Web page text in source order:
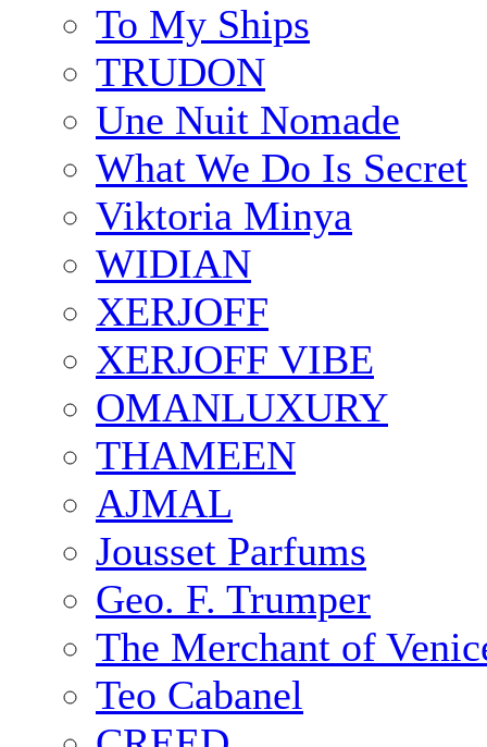
To My Ships
TRUDON
Une Nuit Nomade
What We Do Is Secret
Viktoria Minya
WIDIAN
XERJOFF
XERJOFF VIBE
OMANLUXURY
THAMEEN
AJMAL
Jousset Parfums
Geo. F. Trumper
The Merchant of
Teo Cabanel